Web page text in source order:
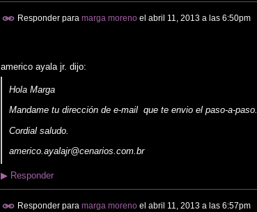
Responder para marga morenoel abril 11, 2013 a las 6:50pm
americo ayala jr. dijo:
Hola Marga
Mandame tu dirección de e-mail que te envio el paso-a-paso.
Cordial saludo.
americo.ayalajr@cenarios.com.br
▶Responder
Responder para marga morenoel abril 11, 2013 a las 6:57pm